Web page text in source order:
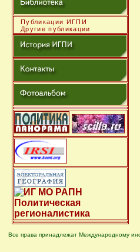
Публикации ИГПИ
Другие публикации
Все права принадлежат Международному